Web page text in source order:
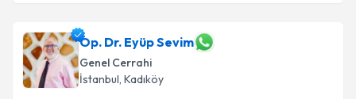
Op. Dr. Eyüp Sevim
Genel Cerrahi
İstanbul, Kadıköy